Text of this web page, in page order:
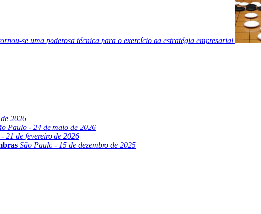
se uma poderosa técnica para o exercício da estratégia empresarial
2026
Paulo - 24 de maio de 2026
21 de fevereiro de 2026
São Paulo - 15 de dezembro de 2025